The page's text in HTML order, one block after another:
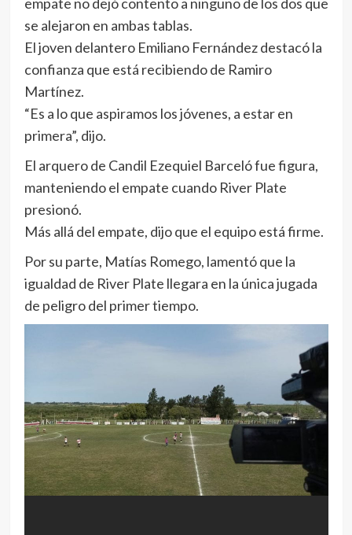
se alejaron en ambas tablas.
El joven delantero Emiliano Fernández destacó la
confianza que está recibiendo de Ramiro
Martínez.
“Es a lo que aspiramos los jóvenes, a estar en
primera”, dijo.
El arquero de Candil Ezequiel Barceló fue figura,
manteniendo el empate cuando River Plate
presionó.
Más allá del empate, dijo que el equipo está firme.
Por su parte, Matías Romego, lamentó que la
igualdad de River Plate llegara en la única jugada
de peligro del primer tiempo.